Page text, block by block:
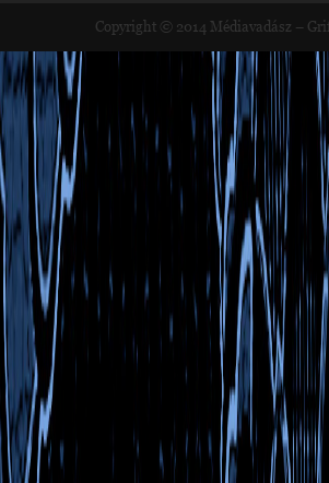
Copyright © 2014 Médiavadász –